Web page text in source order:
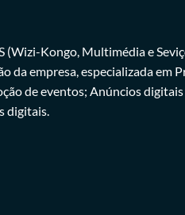
(Wizi-Kongo, Multimédia e
da empresa, especializada em
de eventos; Anúncios digitais
digitais.